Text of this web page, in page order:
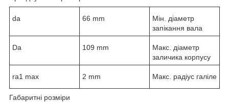
da 66 mm
Мін. діаметр
запікання вала
Da 109 mm
Макс. діаметр
заличика корпусу
ra1 max 2 mm Макс. радіус галіле
Габаритні розміри